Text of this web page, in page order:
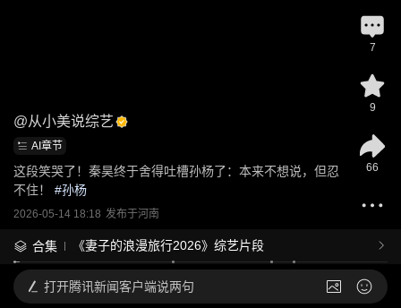
@从小美说综艺
AI章节
这段笑哭了！秦昊终于舍得吐槽孙杨了：本来不想说，但忍
不住！
#孙杨
2026-05-14 18:18 发布于河南
合集 《妻子的浪漫旅行2026》综艺片段
7
9
66
打开腾讯新闻客户端说两句